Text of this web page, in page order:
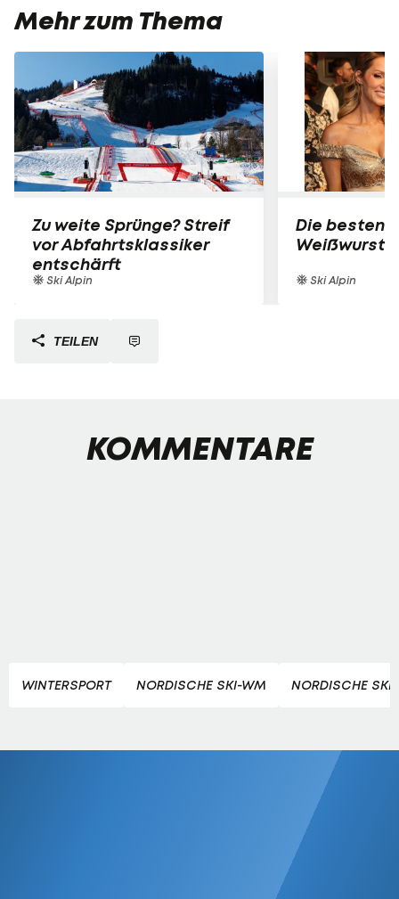
Mehr zum Thema
Zu weite Sprünge? Streif
vor Abfahrtsklassiker
entschärft
Ski Alpin
Die besten
Weißwurst-
Ski Alpin
TEILEN
KOMMENTARE
WINTERSPORT NORDISCHE SKI-WM NORDISCHE